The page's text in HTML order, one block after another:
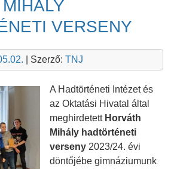
VERSENY
| Szerző: TNJ
A Hadtörténeti Intézet és
az Oktatási Hivatal által
meghirdetett Horváth
Mihály hadtörténeti
verseny2023/24. évi
döntőjébe gimnáziumunk